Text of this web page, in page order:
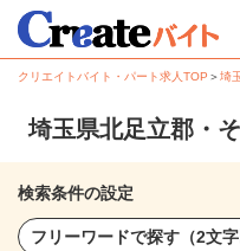
クリエイトバイト・パート求人TOP ＞埼
埼玉県北足立郡・
検索条件の設定